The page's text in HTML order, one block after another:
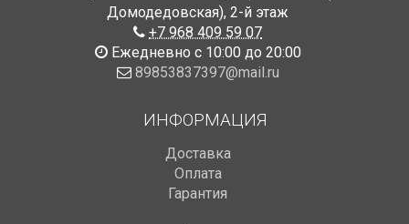
Домодедовская), 2-й этаж
+7 968 409 59 07
Ежедневно с 10:00 до 20:00
89853837397@mail.ru
ИНФОРМАЦИЯ
Доставка
Оплата
Гарантия